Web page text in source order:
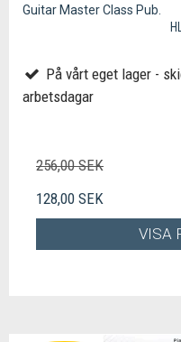
Guitar Master Class Pub.
På vårt eget lager -
arbetsdagar
256,00 SEK
128,00 SEK
VISA